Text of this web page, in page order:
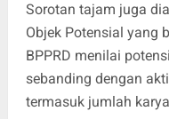
Sorotan tajam juga
Objek Potensial yang
BPPRD menilai
sebanding dengan
termasuk jumlah